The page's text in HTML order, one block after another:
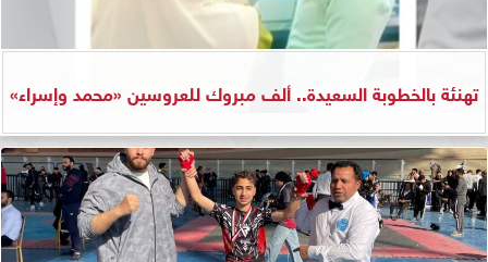
تهنئة بالخطوبة السعيدة.. ألف مبروك للعروسين «محمد وإسراء»